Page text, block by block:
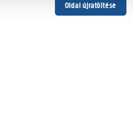
Oldal újratöltése